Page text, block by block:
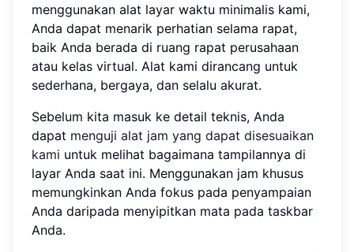
menggunakan alat layar waktu minimalis kami,
Anda dapat menarik perhatian selama rapat,
baik Anda berada di ruang rapat perusahaan
atau kelas virtual. Alat kami dirancang untuk
sederhana, bergaya, dan selalu akurat.
Sebelum kita masuk ke detail teknis, Anda
dapat menguji alat jam yang dapat disesuaikan
kami untuk melihat bagaimana tampilannya di
layar Anda saat ini. Menggunakan jam khusus
memungkinkan Anda fokus pada penyampaian
Anda daripada menyipitkan mata pada taskbar
Anda.